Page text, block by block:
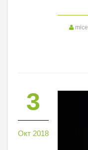
mice
3
Окт 2018